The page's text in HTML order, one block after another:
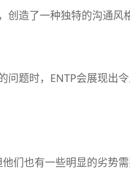
造了一种独特的沟通风
问题时，ENTP会展现出
们也有一些明显的劣势需